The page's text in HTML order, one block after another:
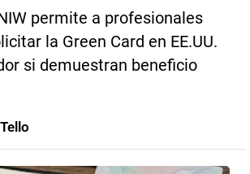
permite a profesionales
la Green Card en EE.UU.
si demuestran beneficio